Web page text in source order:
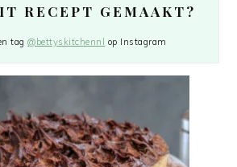
RECEPT GEMAAKT?
tag@bettyskitchennl op Instagram